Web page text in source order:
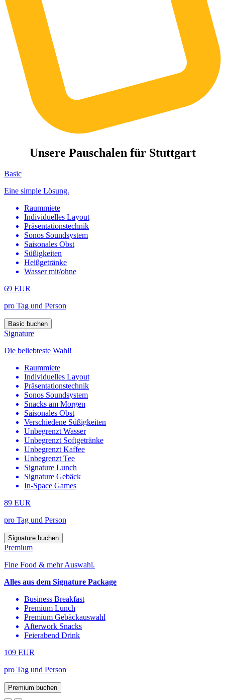
Unsere Pauschalen für Stuttgart
Basic
Eine simple Lösung.
Raummiete
Individuelles Layout
Präsentationstechnik
Sonos Soundsystem
Saisonales Obst
Süßigkeiten
Heißgetränke
Wasser mit/ohne
69 EUR
pro Tag und Person
Basic buchen
Signature
Die beliebteste Wahl!
Raummiete
Individuelles Layout
Präsentationstechnik
Sonos Soundsystem
Snacks am Morgen
Saisonales Obst
Verschiedene Süßigkeiten
Unbegrenzt Wasser
Unbegrenzt Softgetränke
Unbegrenzt Kaffee
Unbegrenzt Tee
Signature Lunch
Signature Gebäck
In-Space Games
89 EUR
pro Tag und Person
Signature buchen
Premium
Fine Food & mehr Auswahl.
Alles aus dem Signature Package
Business Breakfast
Premium Lunch
Premium Gebäckauswahl
Afterwork Snacks
Feierabend Drink
109 EUR
pro Tag und Person
Premium buchen